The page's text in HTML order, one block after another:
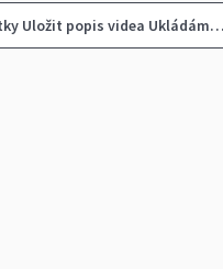
Uložit popis videa